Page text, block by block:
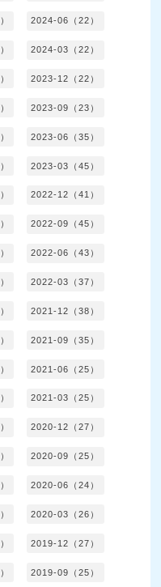
2024-06（22）
2024-03（22）
2023-12（22）
2023-09（23）
2023-06（35）
2023-03（45）
2022-12（41）
2022-09（45）
2022-06（43）
2022-03（37）
2021-12（38）
2021-09（35）
2021-06（25）
2021-03（25）
2020-12（27）
2020-09（25）
2020-06（24）
2020-03（26）
2019-12（27）
2019-09（25）